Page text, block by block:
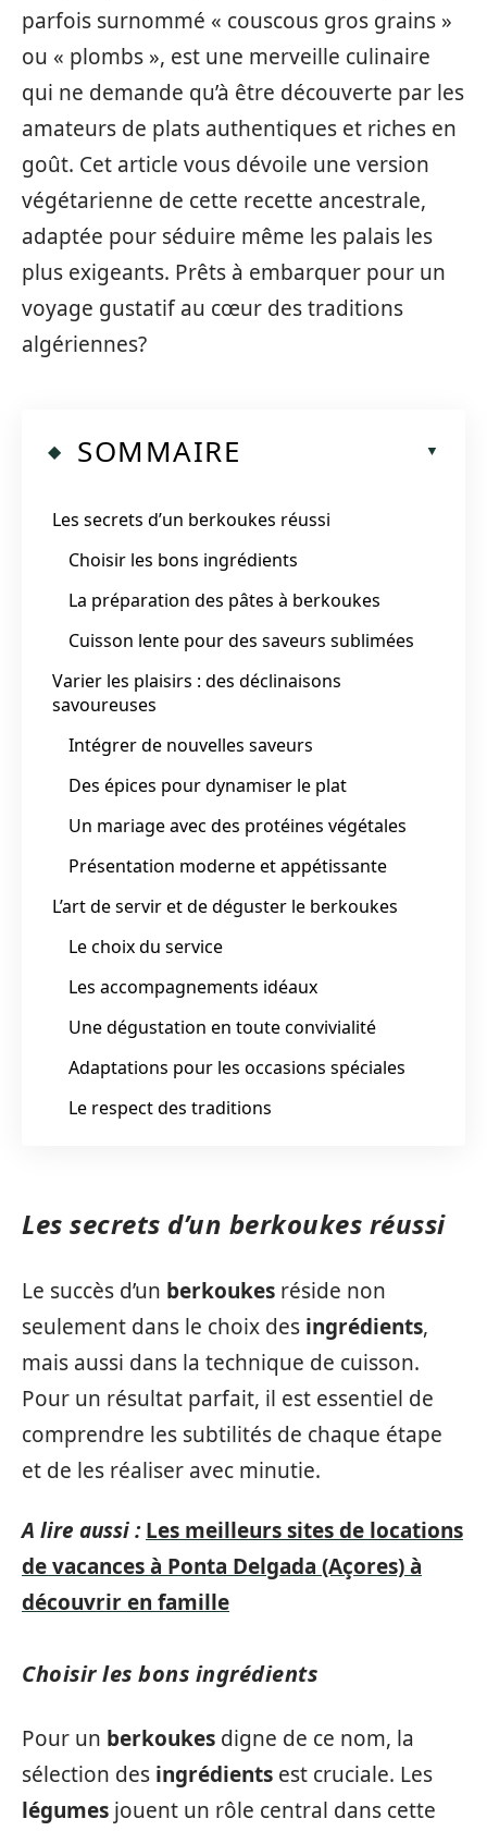
parfois surnommé « couscous gros grains »
ou « plombs », est une merveille culinaire
qui ne demande qu’à être découverte par les
amateurs de plats authentiques et riches en
goût. Cet article vous dévoile une version
végétarienne de cette recette ancestrale,
adaptée pour séduire même les palais les
plus exigeants. Prêts à embarquer pour un
voyage gustatif au cœur des traditions
algériennes?
SOMMAIRE
Les secrets d’un berkoukes réussi
Choisir les bons ingrédients
La préparation des pâtes à berkoukes
Cuisson lente pour des saveurs sublimées
Varier les plaisirs : des déclinaisons
savoureuses
Intégrer de nouvelles saveurs
Des épices pour dynamiser le plat
Un mariage avec des protéines végétales
Présentation moderne et appétissante
L’art de servir et de déguster le berkoukes
Le choix du service
Les accompagnements idéaux
Une dégustation en toute convivialité
Adaptations pour les occasions spéciales
Le respect des traditions
Les secrets d’un berkoukes réussi
Le succès d’un berkoukes réside non
seulement dans le choix des ingrédients,
mais aussi dans la technique de cuisson.
Pour un résultat parfait, il est essentiel de
comprendre les subtilités de chaque étape
et de les réaliser avec minutie.
A lire aussi : Les meilleurs sites de locations
de vacances à Ponta Delgada (Açores) à
découvrir en famille
Choisir les bons ingrédients
Pour un berkoukes digne de ce nom, la
sélection des ingrédients est cruciale. Les
légumes jouent un rôle central dans cette